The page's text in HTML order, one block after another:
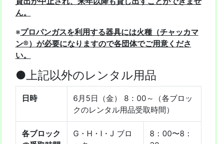
ん。
※プロパンガスを利用する器具には火種（チャッカマ
ン®）が必要になりますので各団体でご用意くださ
い。
●上記以外のレンタル用品
日時
6月5日（金） 8：00～（各ブロッ
クのレンタル用品受取時間）
各ブロック
G・H・I・J ブロ
8：00〜8：